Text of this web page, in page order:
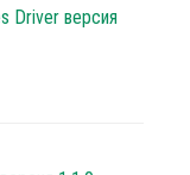
Driver версия